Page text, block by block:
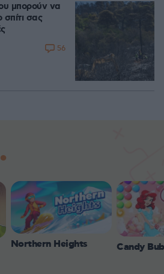
μπορούν να
σας
56
Northern Heights Candy